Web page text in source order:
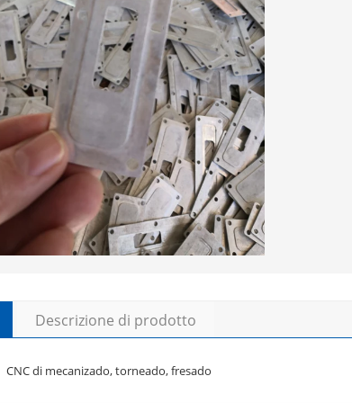
Descrizione di prodotto
CNC di mecanizado, torneado, fresado